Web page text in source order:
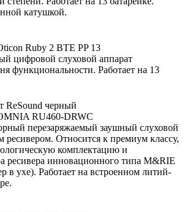
катушкой.
Ruby 2 BTE PP 13
цифровой слуховой аппарат
функциональности. Работает на 13
RU460-DRWC
перезаряжаемый заушный слуховой
ресивером. Относится к премиум классу,
комплектацию и
ресивера инновационного типа M&RIE
в ухе). Работает на встроенном литий-